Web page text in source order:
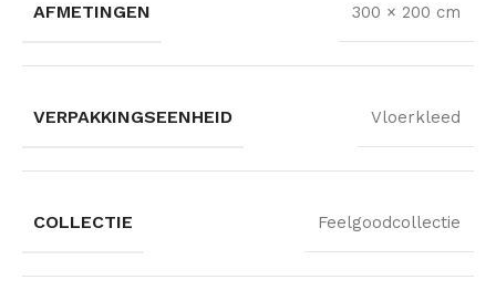
AFMETINGEN 300 × 200 cm
VERPAKKINGSEENHEID Vloerkleed
COLLECTIE Feelgoodcollectie